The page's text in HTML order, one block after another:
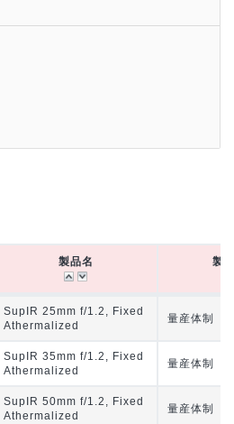
製品名 製
SupIR 25mm f/1.2, Fixed
Athermalized
量産体制
SupIR 35mm f/1.2, Fixed
Athermalized
量産体制
SupIR 50mm f/1.2, Fixed
Athermalized
量産体制